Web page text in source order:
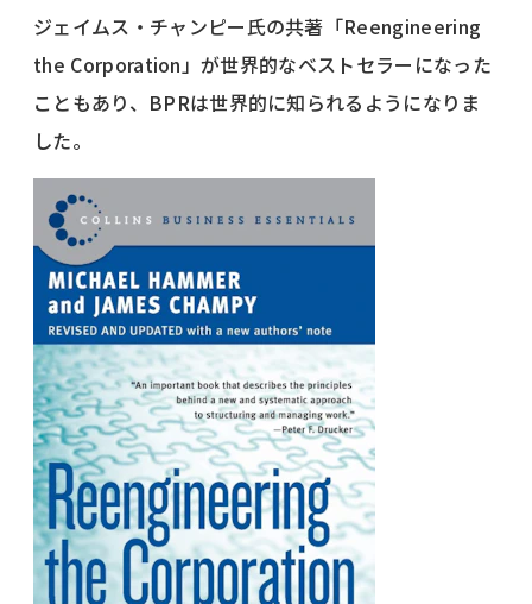
ジェイムス・チャンピー氏の共著「Reengineering
the Corporation」が世界的なベストセラーになった
こともあり、BPRは世界的に知られるようになりま
した。